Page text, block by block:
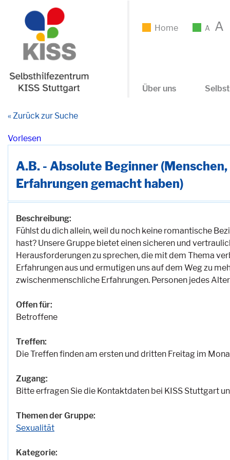
Home A A
Über uns
« Zurück zur Suche
Vorlesen
A.B. - Absolute Beginner
Erfahrungen gemacht haben)
Beschreibung:
Fühlst du dich allein, weil du noch keine romantische
hast? Unsere Gruppe bietet einen sicheren und
Herausforderungen zu sprechen, die mit dem Thema
Erfahrungen aus und ermutigen uns auf dem Weg zu
zwischenmenschliche Erfahrungen. Personen jedes
Offen für:
Betroffene
Treffen:
Die Treffen finden am ersten und dritten Freitag im
Zugang:
Bitte erfragen Sie die Kontaktdaten bei KISS Stuttgart
Themen der Gruppe:
Sexualität
Kategorie: